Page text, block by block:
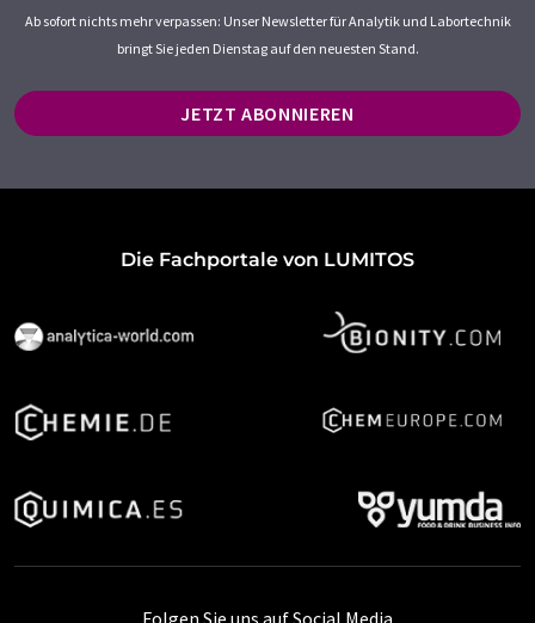
Ab sofort nichts mehr verpassen: Unser Newsletter für Analytik und Labortechnik
bringt Sie jeden Dienstag auf den neuesten Stand.
JETZT ABONNIEREN
Die Fachportale von LUMITOS
Folgen Sie uns auf Social Media